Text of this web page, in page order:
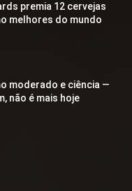
premia 12 cervejas
melhores do mundo
moderado e ciência —
não é mais hoje